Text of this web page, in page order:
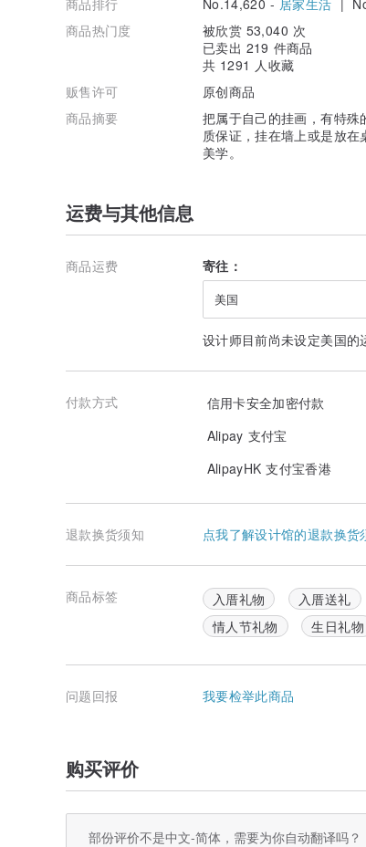
* 此商品为定制化量身订做，故不接受退换货。
只要购买卖场中的似颜绘商品，就可以加购小物欧
加购请到个这卖场下标 :
www.pinkoi.com/product/DdKsguWs
商品热门度
被欣赏 53,040 次
已卖出 219 件商品
共 1291 人收藏
贩售许可
原创商品
商品摘要
把属于自己的挂画，有特
质保证，挂在墙上或是放
美学。
运费与其他信息
商品运费 寄往：
美国
设计师目前尚未设定美国的
付款方式
信用卡安全加密付款
Alipay 支付宝
AlipayHK 支付宝香港
退款换货须知 点我了解设计馆的退款换货
商品标签 入厝礼物 入厝送礼
情人节礼物
生日礼物
问题回报 我要检举此商品
购买评价
部份评价不是中文-简体，需要为你自动翻译吗？